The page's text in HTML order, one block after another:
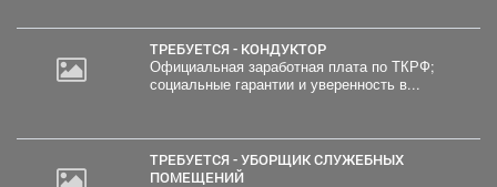
ТРЕБУЕТСЯ - КОНДУКТОР
Официальная заработная плата по ТКРФ;
социальные гарантии и уверенность в...
ТРЕБУЕТСЯ - УБОРЩИК СЛУЖЕБНЫХ
ПОМЕЩЕНИЙ